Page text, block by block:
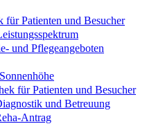
für Patienten und Besucher
und Pflegeangeboten
für Patienten und Besucher
und Betreuung
Antrag